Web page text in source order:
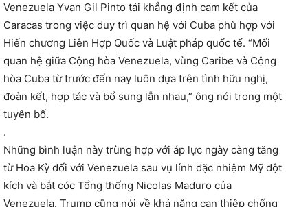
Venezuela Yvan Gil Pinto tái khẳng định cam kết của
Caracas trong việc duy trì quan hệ với Cuba phù hợp với
Hiến chương Liên Hợp Quốc và Luật pháp quốc tế. “Mối
quan hệ giữa Cộng hòa Venezuela, vùng Caribe và Cộng
hòa Cuba từ trước đến nay luôn dựa trên tình hữu nghị,
đoàn kết, hợp tác và bổ sung lẫn nhau,” ông nói trong một
tuyên bố.
.
Những bình luận này trùng hợp với áp lực ngày càng tăng
từ Hoa Kỳ đối với Venezuela sau vụ lính đặc nhiệm Mỹ đột
kích và bắt cóc Tổng thống Nicolas Maduro của
Venezuela. Trump cũng nói về khả năng can thiệp chống